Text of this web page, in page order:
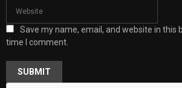
Save my name, email, and website in this
time I comment.